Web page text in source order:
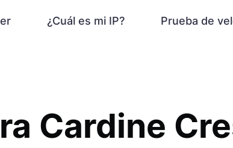
¿Cuál es mi IP? Prueba de
Cardine